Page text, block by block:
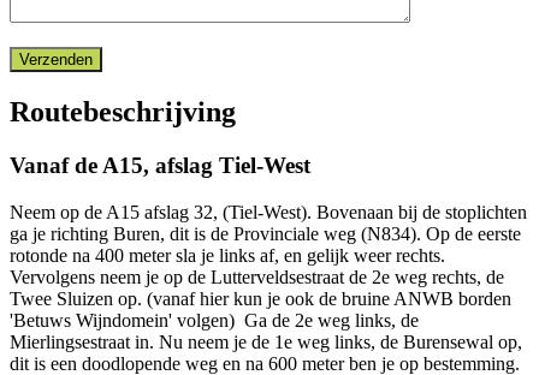
Routebeschrijving
Vanaf de A15, afslag Tiel-West
Neem op de A15 afslag 32, (Tiel-West). Bovenaan bij de stoplichten
ga je richting Buren, dit is de Provinciale weg (N834). Op de eerste
rotonde na 400 meter sla je links af, en gelijk weer rechts.
Vervolgens neem je op de Lutterveldsestraat de 2e weg rechts, de
Twee Sluizen op. (vanaf hier kun je ook de bruine ANWB borden
'Betuws Wijndomein' volgen) Ga de 2e weg links, de
Mierlingsestraat in. Nu neem je de 1e weg links, de Burensewal op,
dit is een doodlopende weg en na 600 meter ben je op bestemming.